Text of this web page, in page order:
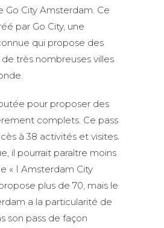
Go City Amsterdam. Ce
par Go City, une
qui propose des
de très nombreuses villes
pour proposer des
complets. Ce pass
à 38 activités et visites.
il pourrait paraître moins
« I Amsterdam City
plus de 70, mais le
a la particularité de
son pass de façon